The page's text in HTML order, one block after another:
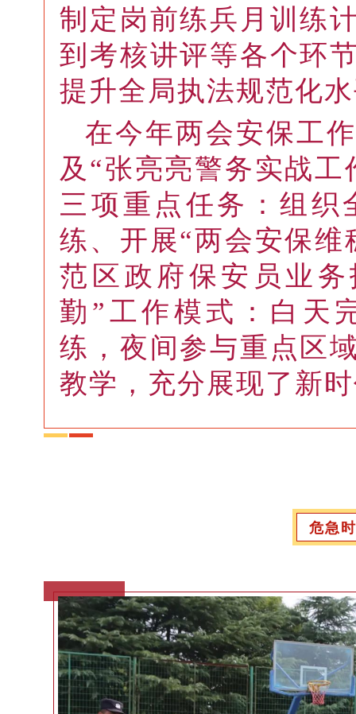
制定岗前练兵月训练
到考核讲评等各个环
提升全局执法规范化
在今年两会安保工
及“张亮亮警务实战
三项重点任务：组织
练、开展“两会安保
范区政府保安员业
勤”工作模式：白天
练，夜间参与重点区
教学，充分展现了新
危急